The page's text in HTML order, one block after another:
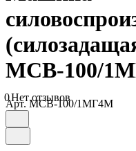
МСВ-100/
0Нет отзывов
Арт.МСВ-100/1МГ4М